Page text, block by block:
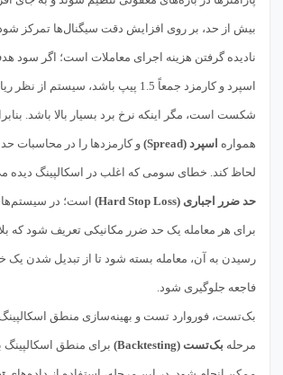
بیش از حد، بر روی افزایش دقت سیگنال‌ها تمرکز
اسپرد و کارمزد جمعاً 1.5 پیپ باشد، سیستم
شکست است، مگر اینکه نرخ برد بسیار بالا باشد.
همواره اسپرد (Spread) و کارمزدها را در محاسبات
لحاظ کند. خطای سومی که اغلب در اسکالپینگ دیده
حد ضرر اجباری (Hard Stop Loss) است؛ در
برای هر معامله یک حد ضرر مکانیکی تعریف شود که
رسیدن به آن، معامله بسته شود تا از تبدیل شدن
فاجعه جلوگیری شود.
بک‌تست، فوروارد تست و بهینه‌سازی منطق اسکالپینگ
مرحله بک‌تست (Backtesting) برای منطق اسکالپینگ